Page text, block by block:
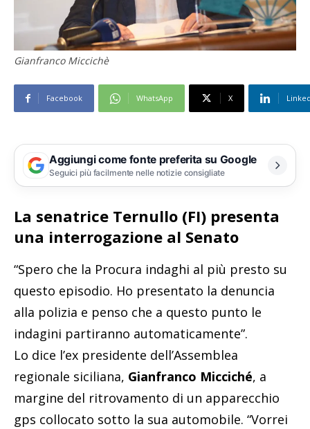
Gianfranco Miccichè
Facebook WhatsApp X
Aggiungi come fonte preferita su Google
Seguici più facilmente nelle notizie consigliate
La senatrice Ternullo (FI) presenta
una interrogazione al Senato
“Spero che la Procura indaghi al più presto su
questo episodio. Ho presentato la denuncia
alla polizia e penso che a questo punto le
indagini partiranno automaticamente”.
Lo dice l’ex presidente dell’Assemblea
regionale siciliana, Gianfranco Micciché, a
margine del ritrovamento di un apparecchio
gps collocato sotto la sua automobile. “Vorrei